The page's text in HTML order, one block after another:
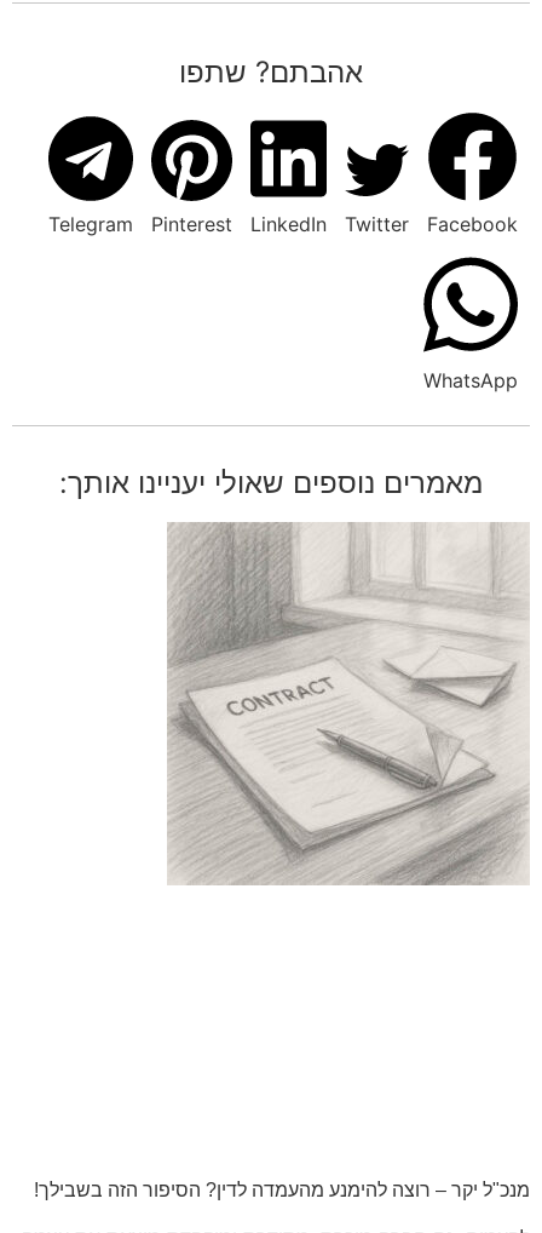
אהבתם? שתפו
Facebook
Twitter
LinkedIn
Pinterest
Telegram
WhatsApp
מאמרים נוספים שאולי יעניינו אותך:
מנכ"ל יקר – רוצה להימנע מהעמדה לדין? הסיפור הזה בשבילך!